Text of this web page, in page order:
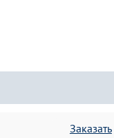
Заказать